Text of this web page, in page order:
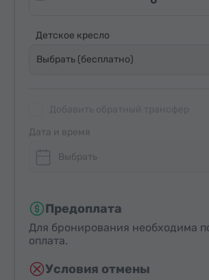
Детское кресло
Выбрать (бесплатно)
Дата и время
Выбрать
Предоплата
Для бронирования необходима
оплата.
Условия отмены